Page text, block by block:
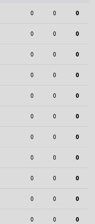
0 0 0
0 0 0
0 0 0
0 0 0
0 0 0
0 0 0
0 0 0
0 0 0
0 0 0
0 0 0
0 0 0